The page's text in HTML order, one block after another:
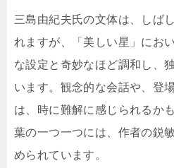
三島由紀夫氏の文体は、しば
れますが、「美しい星」にお
な設定と奇妙なほど調和し、
います。観念的な会話や、登
は、時に難解に感じられるか
葉の一つ一つには、作者の鋭
められています。